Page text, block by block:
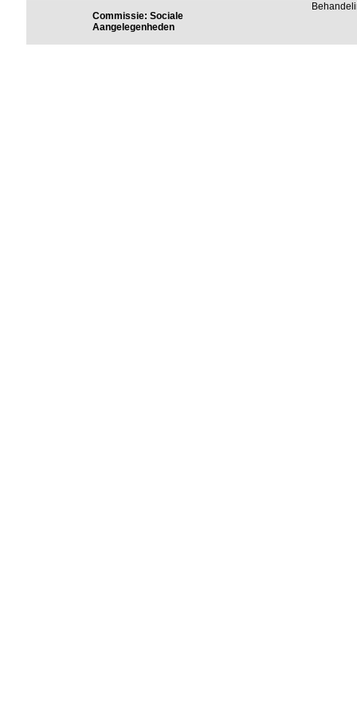
Commissie: Sociale
Aangelegenheden